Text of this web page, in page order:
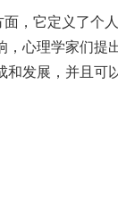
，它定义了个
心理学家们提
发展，并且可